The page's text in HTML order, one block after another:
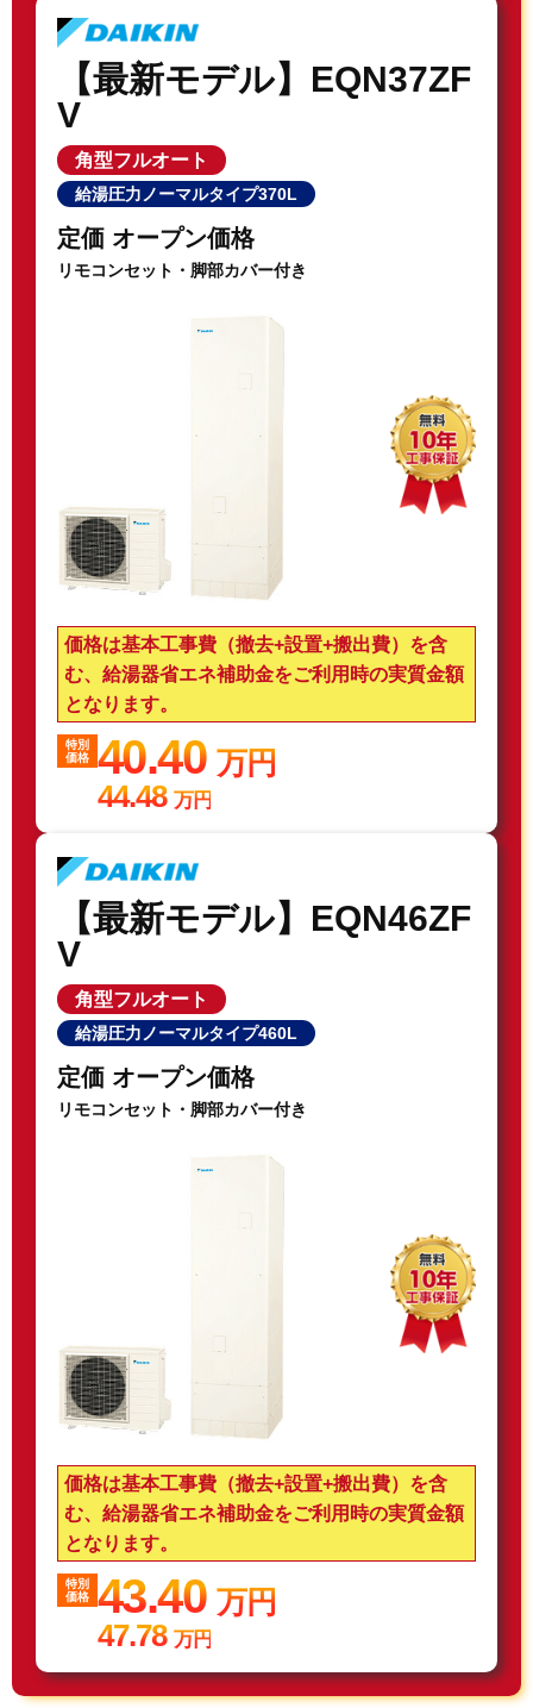
【最新モデル】EQN37ZF
V
角型フルオート
給湯圧力ノーマルタイプ370L
定価 オープン価格
リモコンセット・脚部カバー付き
価格は基本工事費（撤去+設置+搬出費）を含
む、給湯器省エネ補助金をご利用時の実質金額
となります。
特別
価格
40.40万円
44.48 万円
【最新モデル】EQN46ZF
V
角型フルオート
給湯圧力ノーマルタイプ460L
定価 オープン価格
リモコンセット・脚部カバー付き
価格は基本工事費（撤去+設置+搬出費）を含
む、給湯器省エネ補助金をご利用時の実質金額
となります。
特別
価格
43.40万円
47.78 万円